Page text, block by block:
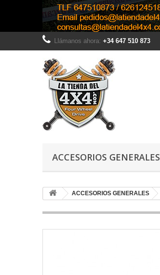
Llámanos ahora: +34 647 510 873
ACCESORIOS GENERALES
ACCESORIOS GENERALES